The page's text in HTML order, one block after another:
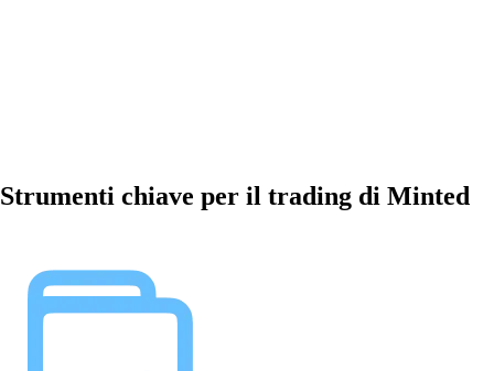
Strumenti chiave per il trading di Minted